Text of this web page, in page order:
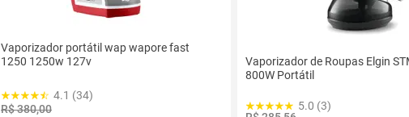
Vaporizador portátil wap wapore fast
1250 1250w 127v
4.1 (34)
R$ 380,00
Vaporizador de Roupas Elgin
800W Portátil
5.0 (3)